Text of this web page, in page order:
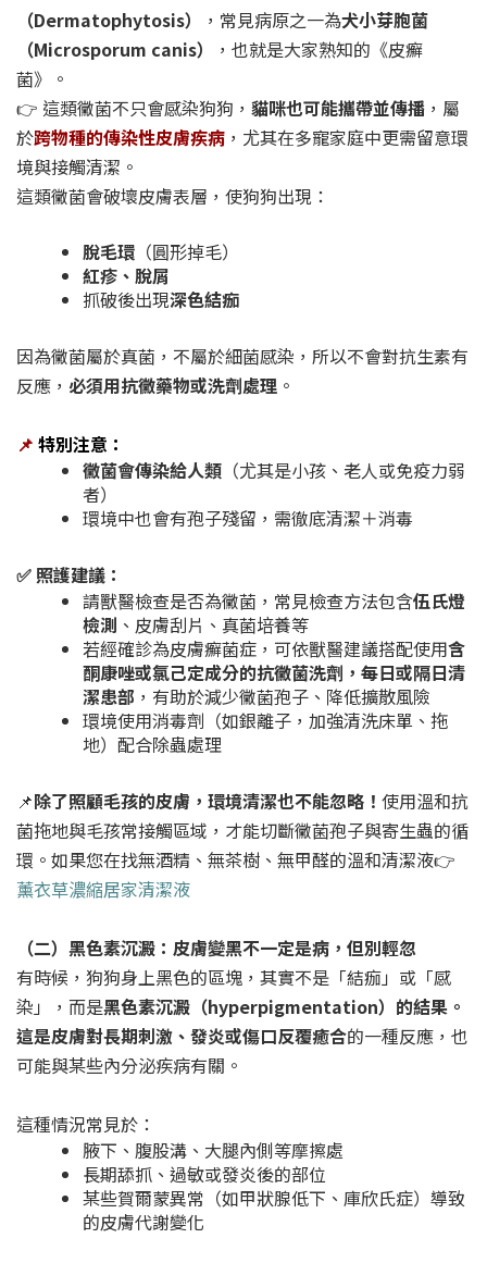
（Dermatophytosis）
，常見病原之一為犬小芽胞菌
（Microsporum canis）
，也就是大家熟知的《皮癬
菌》。
👉 這類黴菌不只會感染狗狗， 貓咪也可能攜帶並傳播 ，屬
於跨物種的傳染性皮膚疾病 ，尤其在多寵家庭中更需留意環
境與接觸清潔。
這類黴菌會破壞皮膚表層，使狗狗出現：
脫毛環 （圓形掉毛）
紅疹、脫屑
抓破後出現深色結痂
因為黴菌屬於真菌，不屬於細菌感染，所以不會對抗生素有
反應， 必須用抗黴藥物或洗劑處理 。
📌 特別注意：
黴菌會傳染給人類 （尤其是小孩、老人或免疫力弱
者）
環境中也會有孢子殘留，需徹底清潔＋消毒
✅ 照護建議：
請獸醫檢查是否為黴菌，常見檢查方法包含伍氏燈
檢測 、皮膚刮片、真菌培養等
若經確診為皮膚癬菌症，可依獸醫建議搭配使用含
酮康唑或氯己定成分的抗黴菌洗劑，每日或隔日清
潔患部 ，有助於減少黴菌孢子、降低擴散風險
環境使用消毒劑（如銀離子，加強清洗床單、拖
地）配合除蟲處理
📌除了照顧毛孩的皮膚，環境清潔也不能忽略！ 使用溫和抗
菌拖地與毛孩常接觸區域，才能切斷黴菌孢子與寄生蟲的循
環。如果您在找無酒精、無茶樹、無甲醛的溫和清潔液👉
薰衣草濃縮居家清潔液
（二）黑色素沉澱：皮膚變黑不一定是病，但別輕忽
有時候，狗狗身上黑色的區塊，其實不是「結痂」或「感
染」，而是黑色素沉澱（hyperpigmentation）的結果。
這是皮膚對長期刺激、發炎或傷口反覆癒合的一種反應，也
可能與某些內分泌疾病有關。
這種情況常見於：
腋下、腹股溝、大腿內側等摩擦處
長期舔抓、過敏或發炎後的部位
某些賀爾蒙異常（如甲狀腺低下、庫欣氏症）導致
的皮膚代謝變化